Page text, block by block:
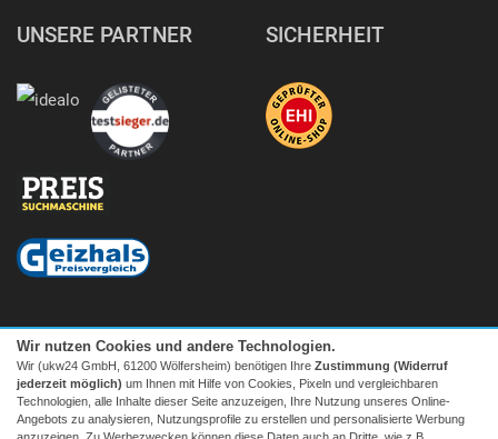
UNSERE PARTNER SICHERHEIT
Wir nutzen Cookies und andere Technologien.
Wir (ukw24 GmbH, 61200 Wölfersheim) benötigen Ihre Zustimmung (Widerruf
jederzeit möglich) um Ihnen mit Hilfe von Cookies, Pixeln und vergleichbaren
Technologien, alle Inhalte dieser Seite anzuzeigen, Ihre Nutzung unseres Online-
Angebots zu analysieren, Nutzungsprofile zu erstellen und personalisierte Werbung